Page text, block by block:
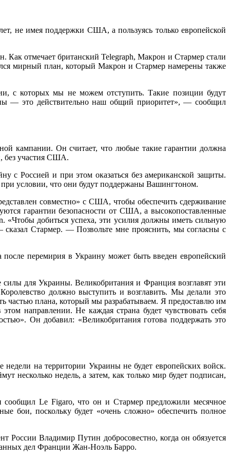
не имея поддержки США, а пользуясь только европейской
отмечает британский Telegraph, Макрон и Стармер стали
мирный план, который Макрон и Стармер намерены также
которых мы не можем отступить. Такие позиции будут
— это действительно наш общий приоритет», — сообщил
кампании. Он считает, что любые такие гарантии должна
без участия США.
с Россией и при этом оказаться без американской защиты.
при условии, что они будут поддержаны Вашингтоном.
совместно» с США, чтобы обеспечить сдерживание
гарантии безопасности от США, а высокопоставленные
«Чтобы добиться успеха, эти усилия должны иметь сильную
Стармер. — Позвольте мне прояснить, мы согласны с
перемирия в Украину может быть введен европейский
силы для Украины. Великобритания и Франция возглавят эти
должно выступить и возглавить. Мы делали это
частью плана, который мы разрабатываем. Я предоставлю им
направлении. Не каждая страна будет чувствовать себя
Он добавил: «Великобритания готова поддержать это
на территории Украины не будет европейских войск.
несколько недель, а затем, как только мир будет подписан,
сообщил Le Figaro, что он и Стармер предложили месячное
бои, поскольку будет «очень сложно» обеспечить полное
России Владимир Путин добросовестно, когда он обязуется
дел Франции Жан-Ноэль Барро.